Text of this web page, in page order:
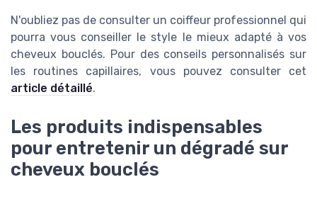
N'oubliez pas de consulter un coiffeur professionnel qui
pourra vous conseiller le style le mieux adapté à vos
cheveux bouclés. Pour des conseils personnalisés sur
les routines capillaires, vous pouvez consulter cet
article détaillé.
Les produits indispensables
pour entretenir un dégradé sur
cheveux bouclés